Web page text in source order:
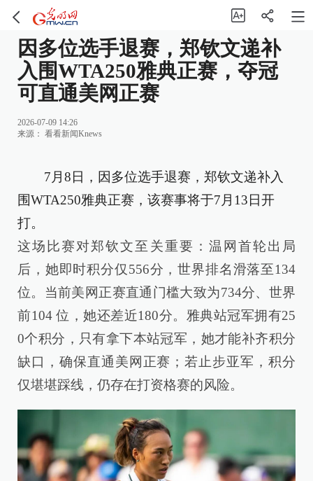
因多位选手退赛，郑钦文递补
入围WTA250雅典正赛，夺冠
可直通美网正赛
2026-07-09 14:26
来源： 看看新闻Knews
7月8日，因多位选手退赛，郑钦文递补入
围WTA250雅典正赛，该赛事将于7月13日开
打。
这场比赛对郑钦文至关重要：温网首轮出局
后，她即时积分仅556分，世界排名滑落至134
位。当前美网正赛直通门槛大致为734分、世界
前104 位，她还差近180分。雅典站冠军拥有25
0个积分，只有拿下本站冠军，她才能补齐积分
缺口，确保直通美网正赛；若止步亚军，积分
仅堪堪踩线，仍存在打资格赛的风险。